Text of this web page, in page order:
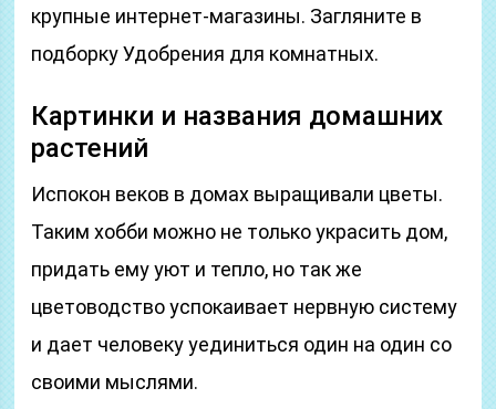
крупные интернет-магазины. Загляните в
подборку Удобрения для комнатных.
Картинки и названия домашних
растений
Испокон веков в домах выращивали цветы.
Таким хобби можно не только украсить дом,
придать ему уют и тепло, но так же
цветоводство успокаивает нервную систему
и дает человеку уединиться один на один со
своими мыслями.